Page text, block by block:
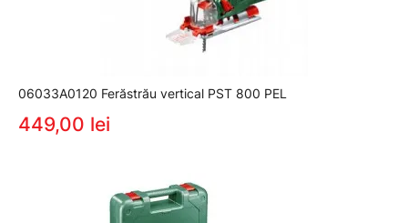
06033A0120 Ferăstrău vertical PST 800 PEL
449,00 lei